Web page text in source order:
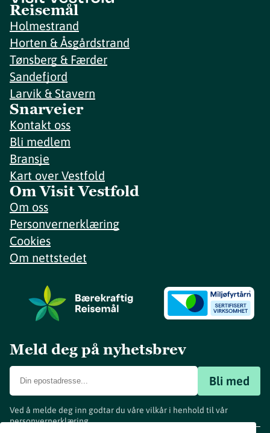
Reisemål
Holmestrand
Horten & Åsgårdstrand
Tønsberg & Færder
Sandefjord
Larvik & Stavern
Snarveier
Kontakt oss
Bli medlem
Bransje
Kart over Vestfold
Om Visit Vestfold
Om oss
Personvernerklæring
Cookies
Om nettstedet
Meld deg på nyhetsbrev
Bli med
Ved å melde deg inn godtar du våre vilkår i henhold til vår
personvernerklæring.